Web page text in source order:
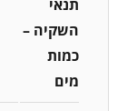
תנאי
השקיה –
כמות
מים